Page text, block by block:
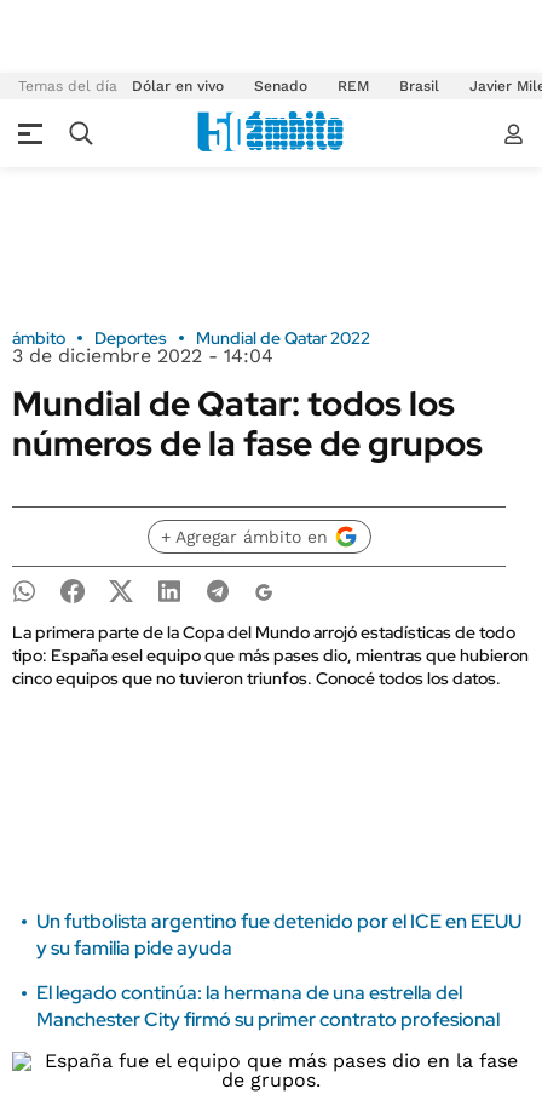
Temas del día Dólar en vivo Senado REM Brasil Javier
ámbito Deportes Mundial de Qatar 2022
3 de diciembre 2022 - 14:04
Mundial de Qatar: todos los
números de la fase de grupos
+ Agregar ámbito en
La primera parte de la Copa del Mundo arrojó estadísticas de todo
tipo: España esel equipo que más pases dio, mientras que hubieron
cinco equipos que no tuvieron triunfos. Conocé todos los datos.
Un futbolista argentino fue detenido por el ICE en EEUU
y su familia pide ayuda
El legado continúa: la hermana de una estrella del
Manchester City firmó su primer contrato profesional